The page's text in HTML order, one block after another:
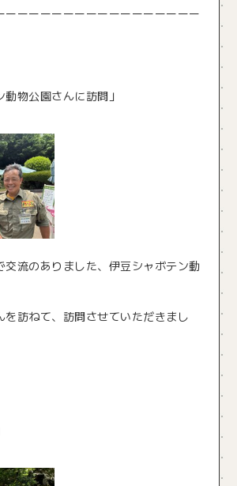
ーーーーーーーーーーーーーーーーー
動物公園さんに訪問」
交流のありました、伊豆シャボテン動
を訪ねて、訪問させていただきまし